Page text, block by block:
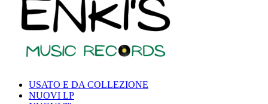
USATO E DA COLLEZIONE
NUOVI LP